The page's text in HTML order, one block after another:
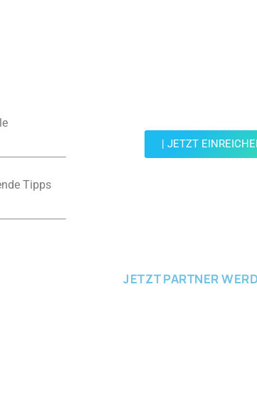
Tipps
| JETZT
JETZT PARTNER